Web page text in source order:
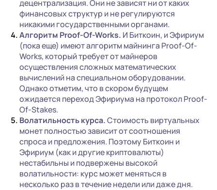
децентрализация. Они не зависят ни от каких
финансовых структур и не регулируются
никакими государственными органами.
Алгоритм Proof-Of-Works. И Биткоин, и Эфириум
(пока еще) имеют алгоритм майнинга Proof-Of-
Works, который требует от майнеров
осуществления сложных математических
вычислений на специальном оборудовании.
Однако отметим, что в скором будущем
ожидается переход Эфириума на протокол Proof-
Of-Stakes.
Волатильность курса.Стоимость виртуальных
монет полностью зависит от соотношения
спроса и предложения. Поэтому Биткоин и
Эфириум (как и другие криптовалюты)
нестабильны и подвержены высокой
волатильности: курс может меняться в
несколько раз в течение недели или даже дня.